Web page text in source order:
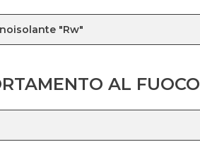
"Rw"
AL FUOCO